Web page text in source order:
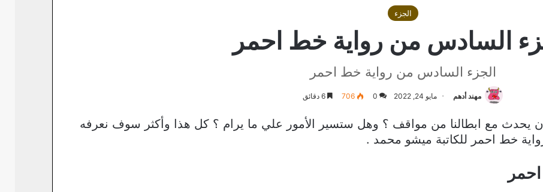
الجزء
السادس من رواية خط احمر
الجزء السادس من رواية خط احمر
مهند أدهم مايو 24, 2022 0
706
يحدث مع ابطالنا من مواقف ؟ وهل ستسير الأمور علي ما يرام ؟ كل هذا وأكثر سوف نعرفه
خط احمر للكاتبة ميشو محمد .